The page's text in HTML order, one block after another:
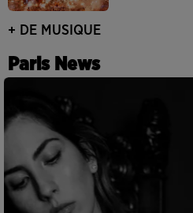
+ DE MUSIQUE
Paris News